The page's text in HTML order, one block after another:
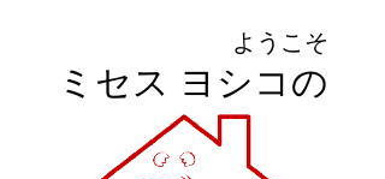
ようこそ
ミセス ヨシコの